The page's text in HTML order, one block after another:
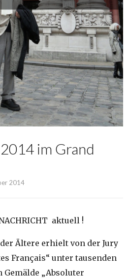
im Grand
2014
aktuell !
Ältere erhielt von der Jury
Français“ unter tausenden
„Absoluter